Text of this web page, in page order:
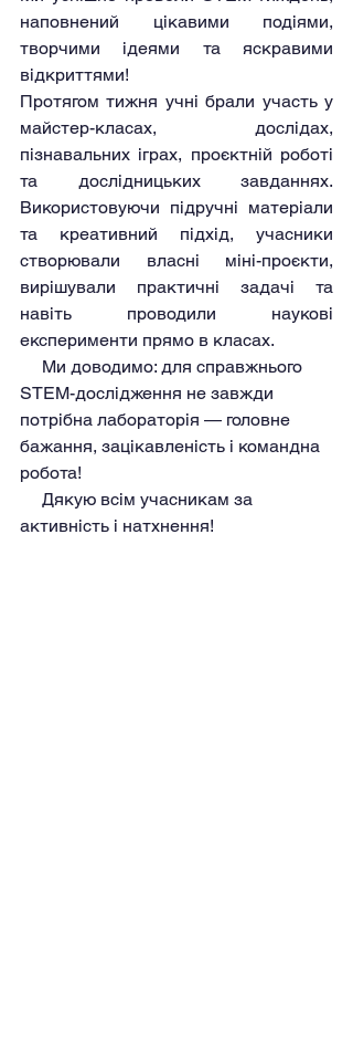
наповнений цікавими подіями,
творчими ідеями та яскравими
відкриттями!
Протягом тижня учні брали участь у
майстер-класах, дослідах,
пізнавальних іграх, проєктній роботі
та дослідницьких завданнях.
Використовуючи підручні матеріали
та креативний підхід, учасники
створювали власні міні-проєкти,
вирішували практичні задачі та
навіть проводили наукові
експерименти прямо в класах.
STEM-дослідження не завжди
потрібна лабораторія — головне
бажання, зацікавленість і командна
робота!
активність і натхнення!